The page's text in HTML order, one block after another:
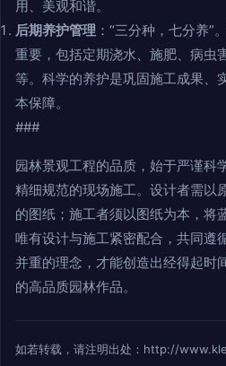
用、美观和谐。
后期养护管理 ：“三分种，七分养”
重要，包括定期浇水、施肥、病虫
等。科学的养护是巩固施工成果、
本保障。
###
园林景观工程的品质，始于严谨科
精细规范的现场施工。设计者需以
的图纸；施工者须以图纸为本，将
唯有设计与施工紧密配合，共同遵
并重的理念，才能创造出经得起时
的高品质园林作品。
如若转载，请注明出处：http://